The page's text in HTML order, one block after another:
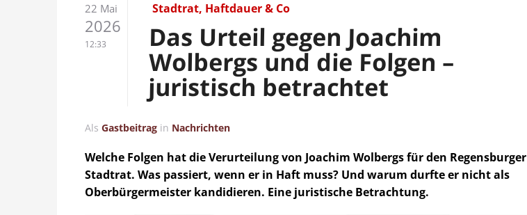
22 Mai
2026
12:33
Stadtrat, Haftdauer & Co
Das Urteil gegen Joachim
Wolbergs und die Folgen –
juristisch betrachtet
Als Gastbeitrag in Nachrichten
Welche Folgen hat die Verurteilung von Joachim Wolbergs für den Regensburger
Stadtrat. Was passiert, wenn er in Haft muss? Und warum durfte er nicht als
Oberbürgermeister kandidieren. Eine juristische Betrachtung.